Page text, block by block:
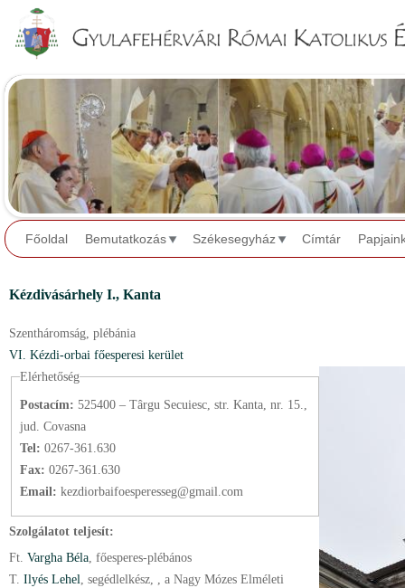
Főoldal Bemutatkozás Székesegyház Címtár
Kézdivásárhely I., Kanta
Szentháromság, plébánia
VI. Kézdi-orbai főesperesi kerület
Elérhetőség
Postacím: 525400 – Târgu Secuiesc, str. Kanta, nr. 15.,
jud. Covasna
Tel: 0267-361.630
Fax: 0267-361.630
Email: kezdiorbaifoesperesseg@gmail.com
Szolgálatot teljesít:
Ft. Vargha Béla , főesperes-plébános
T. Ilyés Lehel , segédlelkész , , a Nagy Mózes Elméleti